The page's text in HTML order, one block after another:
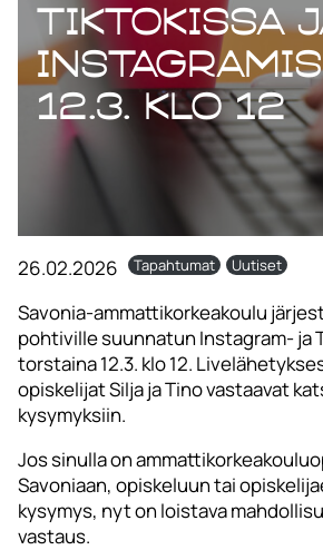
TikTokissa
12.3. klo 12
26.02.2026 Tapahtumat Uutiset
Savonia-ammattikorkeakoulu
pohtiville suunnatun Instagram- ja
torstaina 12.3. klo 12.
opiskelijat Silja ja Tino vastaavat
kysymyksiin.
Jos sinulla on
Savoniaan, opiskeluun tai
kysymys, nyt on loistava
vastaus.